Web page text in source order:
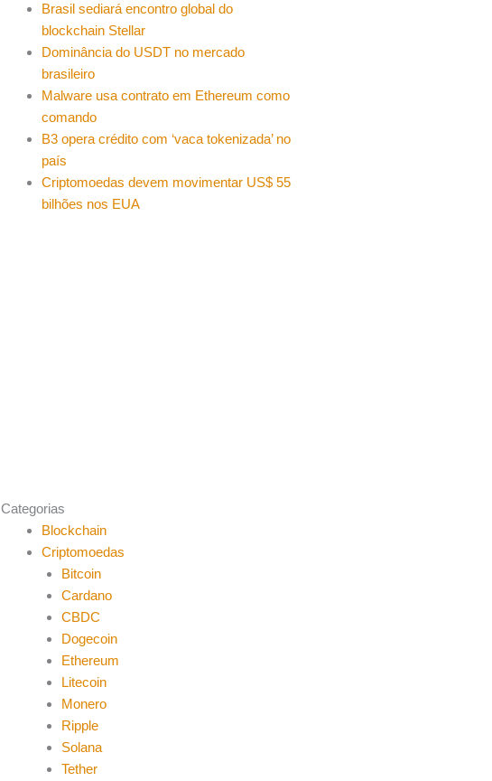
Brasil sediará encontro global do
blockchain Stellar
Dominância do USDT no mercado
brasileiro
Malware usa contrato em Ethereum como
comando
B3 opera crédito com ‘vaca tokenizada’ no
país
Criptomoedas devem movimentar US$ 55
bilhões nos EUA
Categorias
Blockchain
Criptomoedas
Bitcoin
Cardano
CBDC
Dogecoin
Ethereum
Litecoin
Monero
Ripple
Solana
Tether